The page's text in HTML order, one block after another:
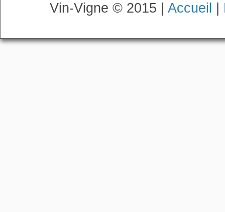
Vin-Vigne © 2015 | Accueil